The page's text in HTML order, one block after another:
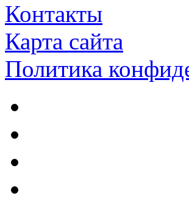
Контакты
Карта сайта
Политика